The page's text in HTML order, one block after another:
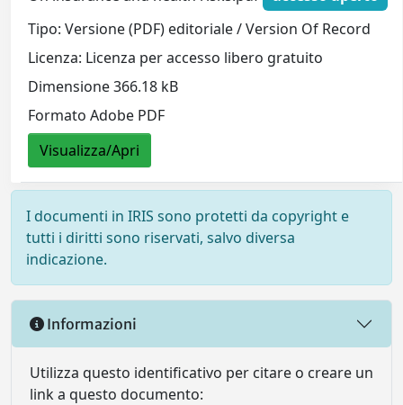
Tipo: Versione (PDF) editoriale / Version Of Record
Licenza: Licenza per accesso libero gratuito
Dimensione 366.18 kB
Formato Adobe PDF
Visualizza/Apri
I documenti in IRIS sono protetti da copyright e
tutti i diritti sono riservati, salvo diversa
indicazione.
Informazioni
Utilizza questo identificativo per citare o creare un
link a questo documento: